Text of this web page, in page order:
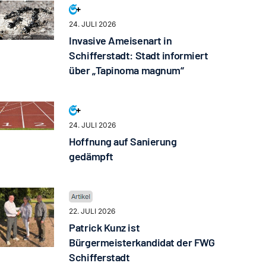
24. JULI 2026
Invasive Ameisenart in
Schifferstadt: Stadt informiert
über „Tapinoma magnum“
24. JULI 2026
Hoffnung auf Sanierung
gedämpft
22. JULI 2026
Patrick Kunz ist
Bürgermeisterkandidat der FWG
Schifferstadt